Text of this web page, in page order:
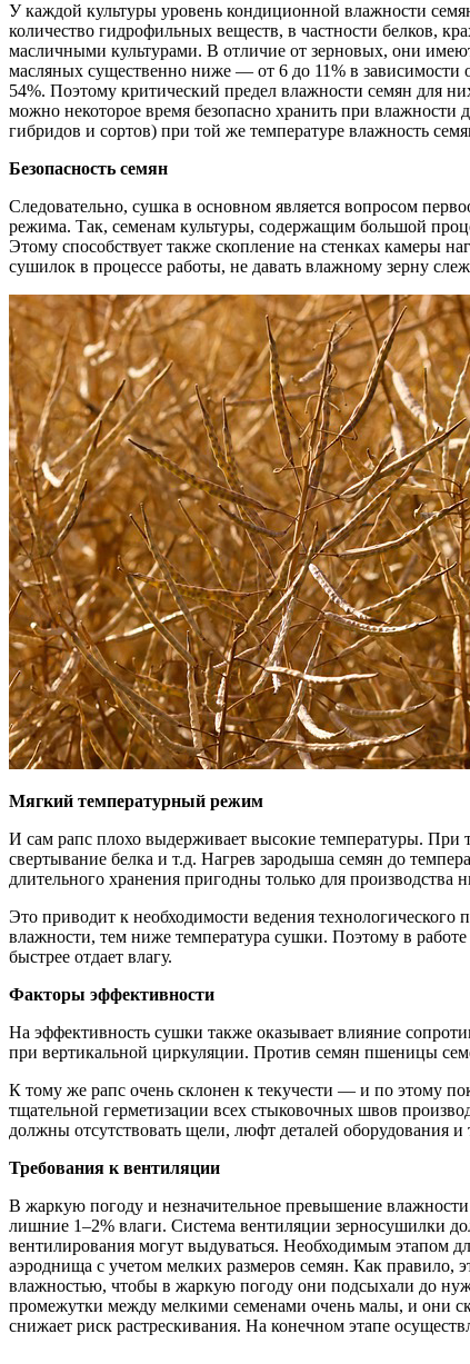
У каждой культуры уровень кондиционной влажности
количество гидрофильных веществ, в частности белков,
масличными культурами. В отличие от зерновых, они
масляных существенно ниже — от 6 до 11% в зависимости
54%. Поэтому критический предел влажности семян для
можно некоторое время безопасно хранить при влажности
гибридов и сортов) при той же температуре влажность
Безопасность семян
Следовательно, сушка в основном является вопросом
режима. Так, семенам культуры, содержащим большой
Этому способствует также скопление на стенках камеры
сушилок в процессе работы, не давать влажному зерну
Мягкий температурный режим
И сам рапс плохо выдерживает высокие температуры. При
свертывание белка и т.д. Нагрев зародыша семян до
длительного хранения пригодны только для производства
Это приводит к необходимости ведения технологического
влажности, тем ниже температура сушки. Поэтому в
быстрее отдает влагу.
Факторы эффективности
На эффективность сушки также оказывает влияние
при вертикальной циркуляции. Против семян пшеницы
К тому же рапс очень склонен к текучести — и по этому
тщательной герметизации всех стыковочных швов
должны отсутствовать щели, люфт деталей оборудования и
Требования к вентиляции
В жаркую погоду и незначительное превышение
лишние 1–2% влаги. Система вентиляции зерносушилки
вентилирования могут выдуваться. Необходимым этапом
аэроднища с учетом мелких размеров семян. Как правило,
влажностью, чтобы в жаркую погоду они подсыхали до
промежутки между мелкими семенами очень малы, и они
снижает риск растрескивания. На конечном этапе